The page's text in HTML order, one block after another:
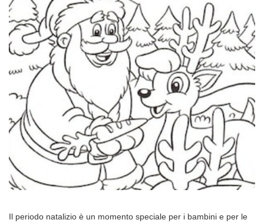
Il periodo natalizio è un momento speciale per i bambini e per le